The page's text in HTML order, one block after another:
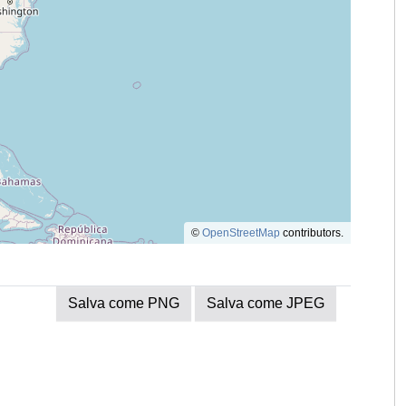
© OpenStreetMap contributors.
Salva come PNG Salva come JPEG